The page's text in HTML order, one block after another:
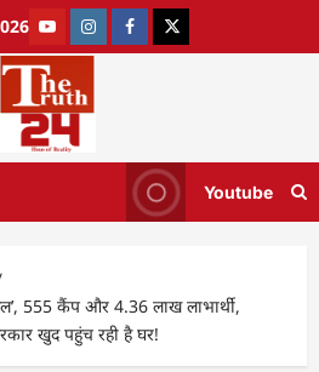
Youtube
555 कैंप और 4.36 लाख लाभार्थी,
खुद पहुंच रही है घर!